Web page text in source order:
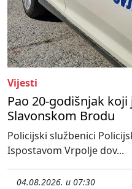
Vijesti
Pao 20-godišnjak
Slavonskom Brodu
Policijski službenici
Ispostavom Vrpolje dov...
04.08.2026. u 07:30